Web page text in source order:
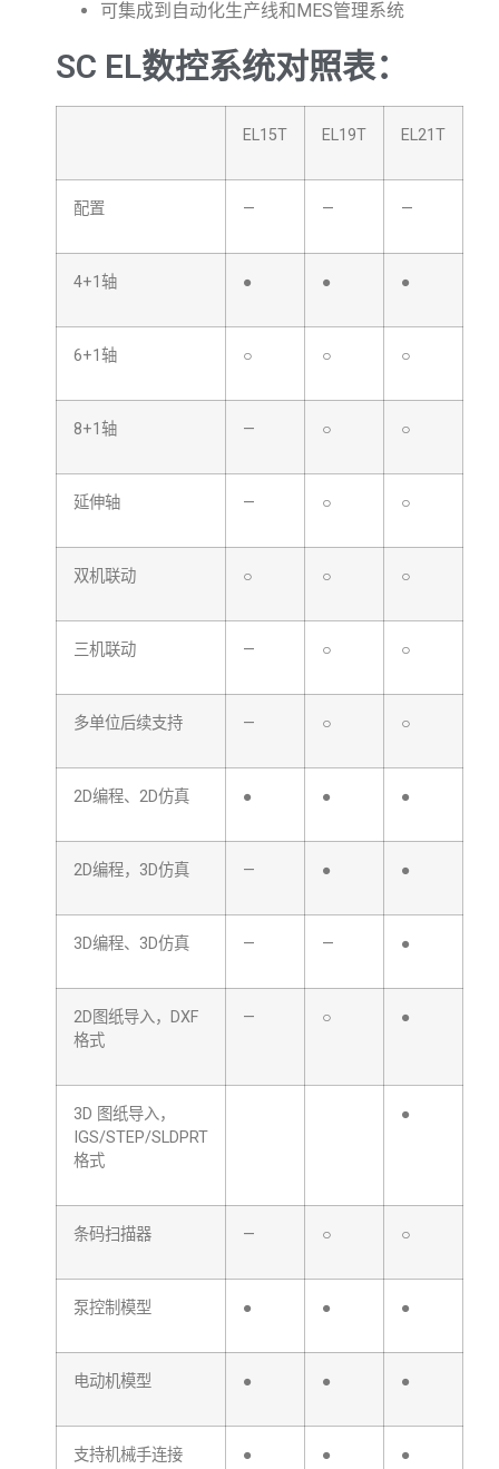
可集成到自动化生产线和MES管理系统
SC EL数控系统对照表：
EL15T EL19T EL21T
配置 — — —
4+1轴 ● ● ●
6+1轴 ○ ○ ○
8+1轴 — ○ ○
延伸轴 — ○ ○
双机联动 ○ ○ ○
三机联动 — ○ ○
多单位后续支持 — ○ ○
2D编程、2D仿真 ● ● ●
2D编程，3D仿真 — ● ●
3D编程、3D仿真 — — ●
2D图纸导入，DXF
格式
— ○ ●
3D 图纸导入，
IGS/STEP/SLDPRT
格式
●
条码扫描器 — ○ ○
泵控制模型 ● ● ●
电动机模型 ● ● ●
支持机械手连接 ● ● ●